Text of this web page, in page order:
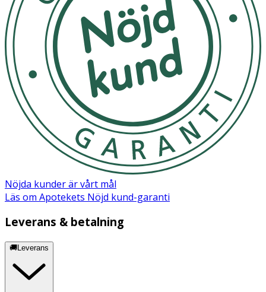
Nöjda kunder är vårt mål
Läs om Apotekets Nöjd kund-garanti
Leverans & betalning
🚚Leverans